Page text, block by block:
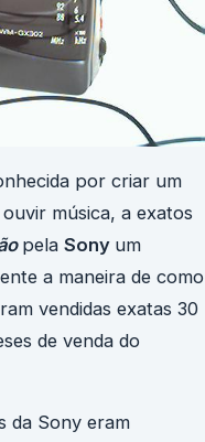
por criar um
música, a exatos
pela Sony um
a maneira de como
vendidas exatas 30
de venda do
da Sony eram